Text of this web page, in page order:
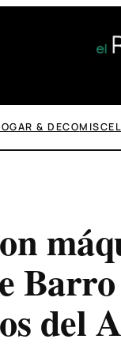
& DECO
del